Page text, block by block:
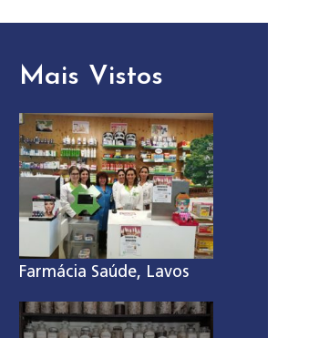
Mais Vistos
Farmácia Saúde, Lavos